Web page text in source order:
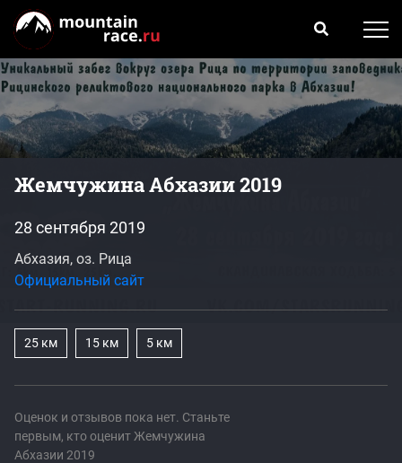
Жемчужина Абхазии 2019
Оценок и отзывов пока нет. Станьте
первым, кто оценит Жемчужина
Абхазии 2019
28 сентября 2019
Абхазия, оз. Рица
Официальный сайт
25 км 15 км 5 км